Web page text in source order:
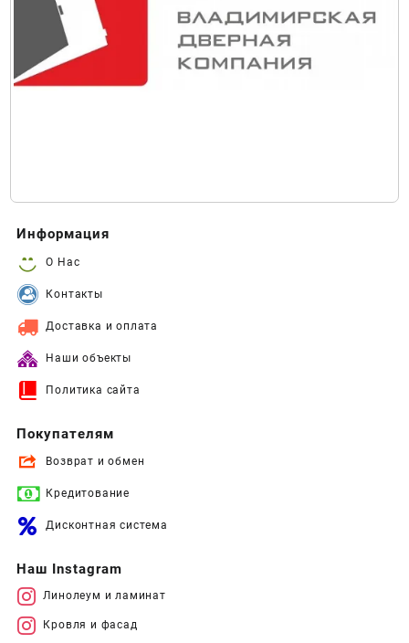
Информация
О Нас
Контакты
Доставка и оплата
Наши объекты
Политика сайта
Покупателям
Возврат и обмен
Кредитование
Дисконтная система
Наш Instagram
Линолеум и ламинат
Кровля и фасад